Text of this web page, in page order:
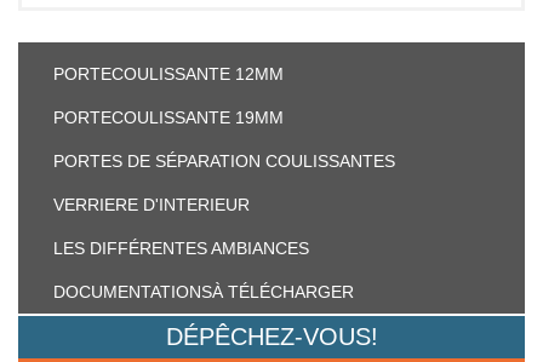
PORTECOULISSANTE 12MM
PORTECOULISSANTE 19MM
PORTES DE SÉPARATION COULISSANTES
VERRIERE D'INTERIEUR
LES DIFFÉRENTESAMBIANCES
DOCUMENTATIONSÀ TÉLÉCHARGER
DÉPÊCHEZ-VOUS!